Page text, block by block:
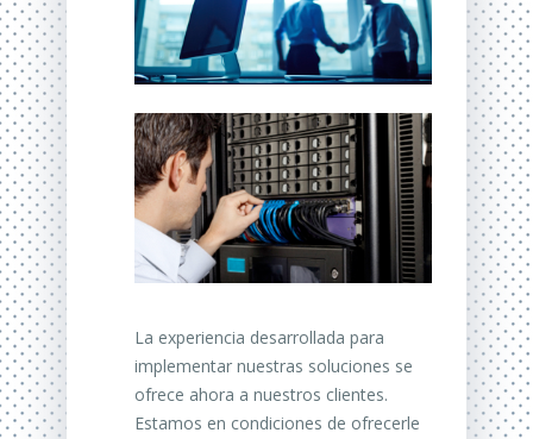
La experiencia desarrollada para
implementar nuestras soluciones se
ofrece ahora a nuestros clientes.
Estamos en condiciones de ofrecerle